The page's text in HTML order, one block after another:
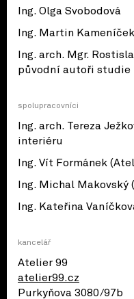
Ing. Olga Svobodová
Ing. Martin Kameníček
Ing. arch. Mgr.
původní autoři studie
spolupracovníci
Ing. arch. Tereza
interiéru
Ing. Vít Formánek
Ing. Michal Makovský
Ing. Kateřina
kancelář
Atelier 99
atelier99.cz
Purkyňova 3080/​97b